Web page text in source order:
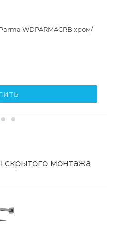
WDPARMACRB хром/
монтажа